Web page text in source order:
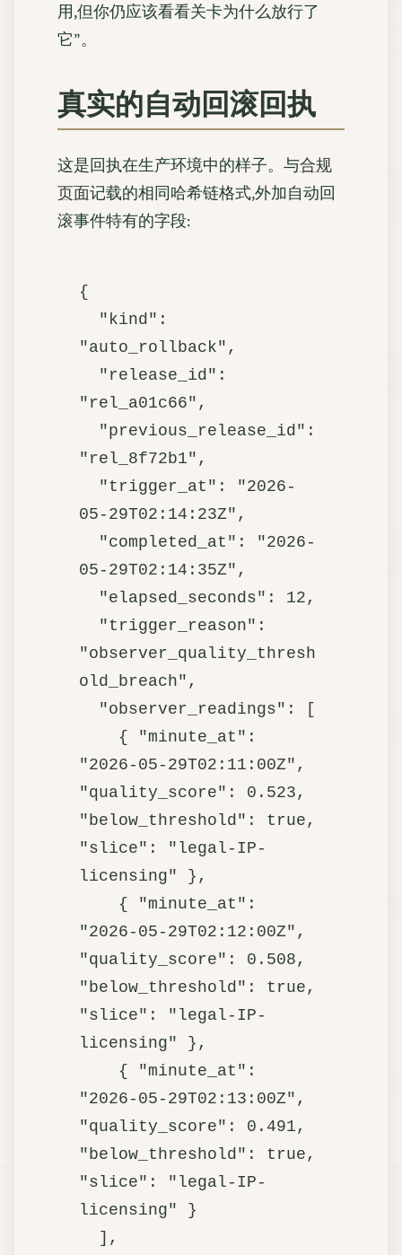
用,但你仍应该看看关卡为什么放行了
它”。
真实的自动回滚回执
这是回执在生产环境中的样子。与合规
页面记载的相同哈希链格式,外加自动回
滚事件特有的字段:
{
"auto_rollback",
"rel_a01c66",
"rel_8f72b1",
05-29T02:14:23Z",
05-29T02:14:35Z",
"observer_quality_thresh
old_breach",
"2026-05-29T02:11:00Z",
"quality_score": 0.523,
"below_threshold": true,
"slice": "legal-IP-
licensing" },
"2026-05-29T02:12:00Z",
"quality_score": 0.508,
"below_threshold": true,
"slice": "legal-IP-
licensing" },
"2026-05-29T02:13:00Z",
"quality_score": 0.491,
"below_threshold": true,
"slice": "legal-IP-
licensing" }